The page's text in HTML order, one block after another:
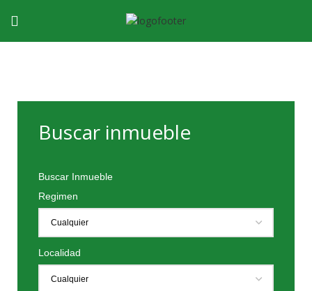
Buscar inmueble
Buscar Inmueble
Regimen
Localidad